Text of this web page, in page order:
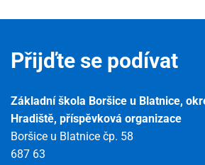
Přijďte se podívat
Základní škola Boršice u Blatnice,
Hradiště, příspěvková organizace
Boršice u Blatnice čp. 58
687 63